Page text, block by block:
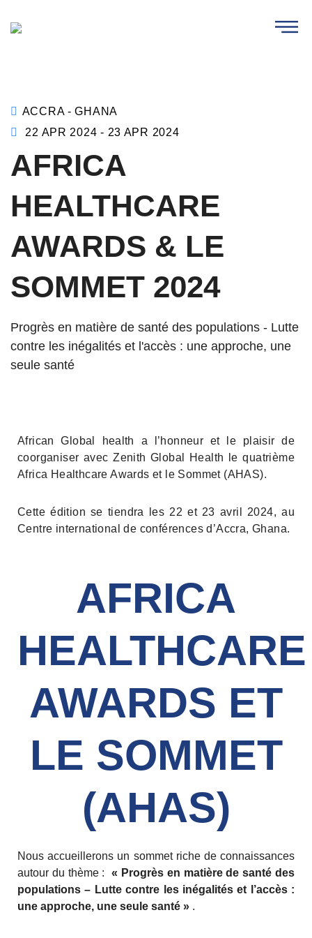
ACCRA - GHANA
22 APR 2024 - 23 APR 2024
AFRICA
HEALTHCARE
AWARDS & LE
SOMMET 2024
Progrès en matière de santé des populations - Lutte
contre les inégalités et l'accès : une approche, une
seule santé
African Global health a l’honneur et le plaisir de
coorganiser avec Zenith Global Health le quatrième
Africa Healthcare Awards et le Sommet (AHAS).
Cette édition se tiendra les 22 et 23 avril 2024, au
Centre international de conférences d’Accra, Ghana.
AFRICA
HEALTHCARE
AWARDS ET
LE SOMMET
(AHAS)
Nous accueillerons un sommet riche de connaissances
autour du thème :
« Progrès en matière de santé des
populations – Lutte contre les inégalités et l’accès :
une approche, une seule santé » .